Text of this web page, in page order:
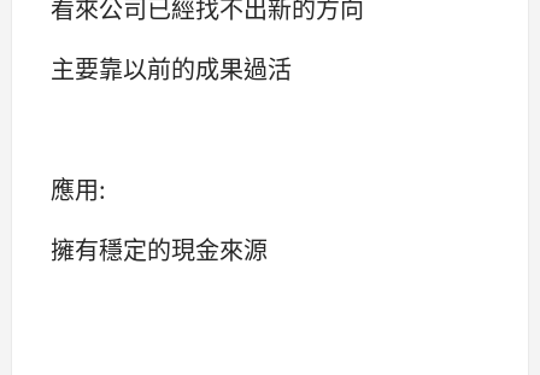
看來公司已經找不出新的方向
主要靠以前的成果過活
應用:
擁有穩定的現金來源